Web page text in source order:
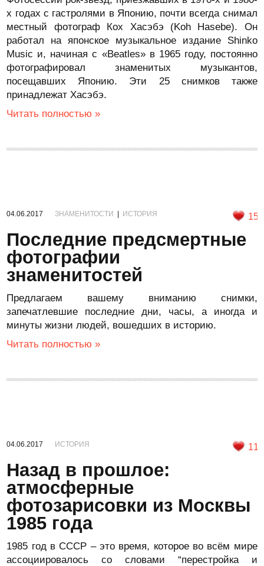
х годах с гастролями в Японию, почти всегда снимал
местный фотограф Кох Хасэбэ (Koh Hasebe). Он
работал на японское музыкальное издание Shinko
Music и, начиная с «Beatles» в 1965 году, постоянно
фотографировал знаменитых музыкантов,
посещавших Японию. Эти 25 снимков также
принадлежат Хасэбэ.
Читать полностью »
04.06.2017 ЗНАМЕНИТОСТИ ИСТОРИЯ 15
Последние предсмертные
фотографии
знаменитостей
Предлагаем вашему вниманию снимки,
запечатлевшие последние дни, часы, а иногда и
минуты жизни людей, вошедших в историю.
Читать полностью »
04.06.2017 ИСТОРИЯ 11
Назад в прошлое:
атмосферные
фотозарисовки из Москвы
1985 года
1985 год в СССР – это время, которое во всём мире
ассоциировалось со словами “перестройка и